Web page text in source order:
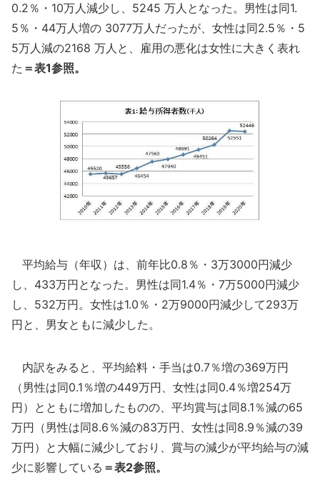
0.2％・10万人減少し、5245 万人となった。男性は同1.
5％・44万人増の 3077万人だったが、女性は同2.5％・5
5万人減の2168 万人と、雇用の悪化は女性に大きく表れ
た ＝表1参照。
平均給与（年収）は、前年比0.8％・3万3000円減少
し、433万円となった。男性は同1.4％・7万5000円減少
し、532万円。女性は1.0％・2万9000円減少して293万
円と、男女ともに減少した。
内訳をみると、平均給料・手当は0.7％増の369万円
（男性は同0.1％増の449万円、女性は同0.4％増254万
円）とともに増加したものの、平均賞与は同8.1％減の65
万円（男性は同8.6％減の83万円、女性は同8.9％減の39
万円）と大幅に減少しており、賞与の減少が平均給与の減
少に影響している ＝表2参照。